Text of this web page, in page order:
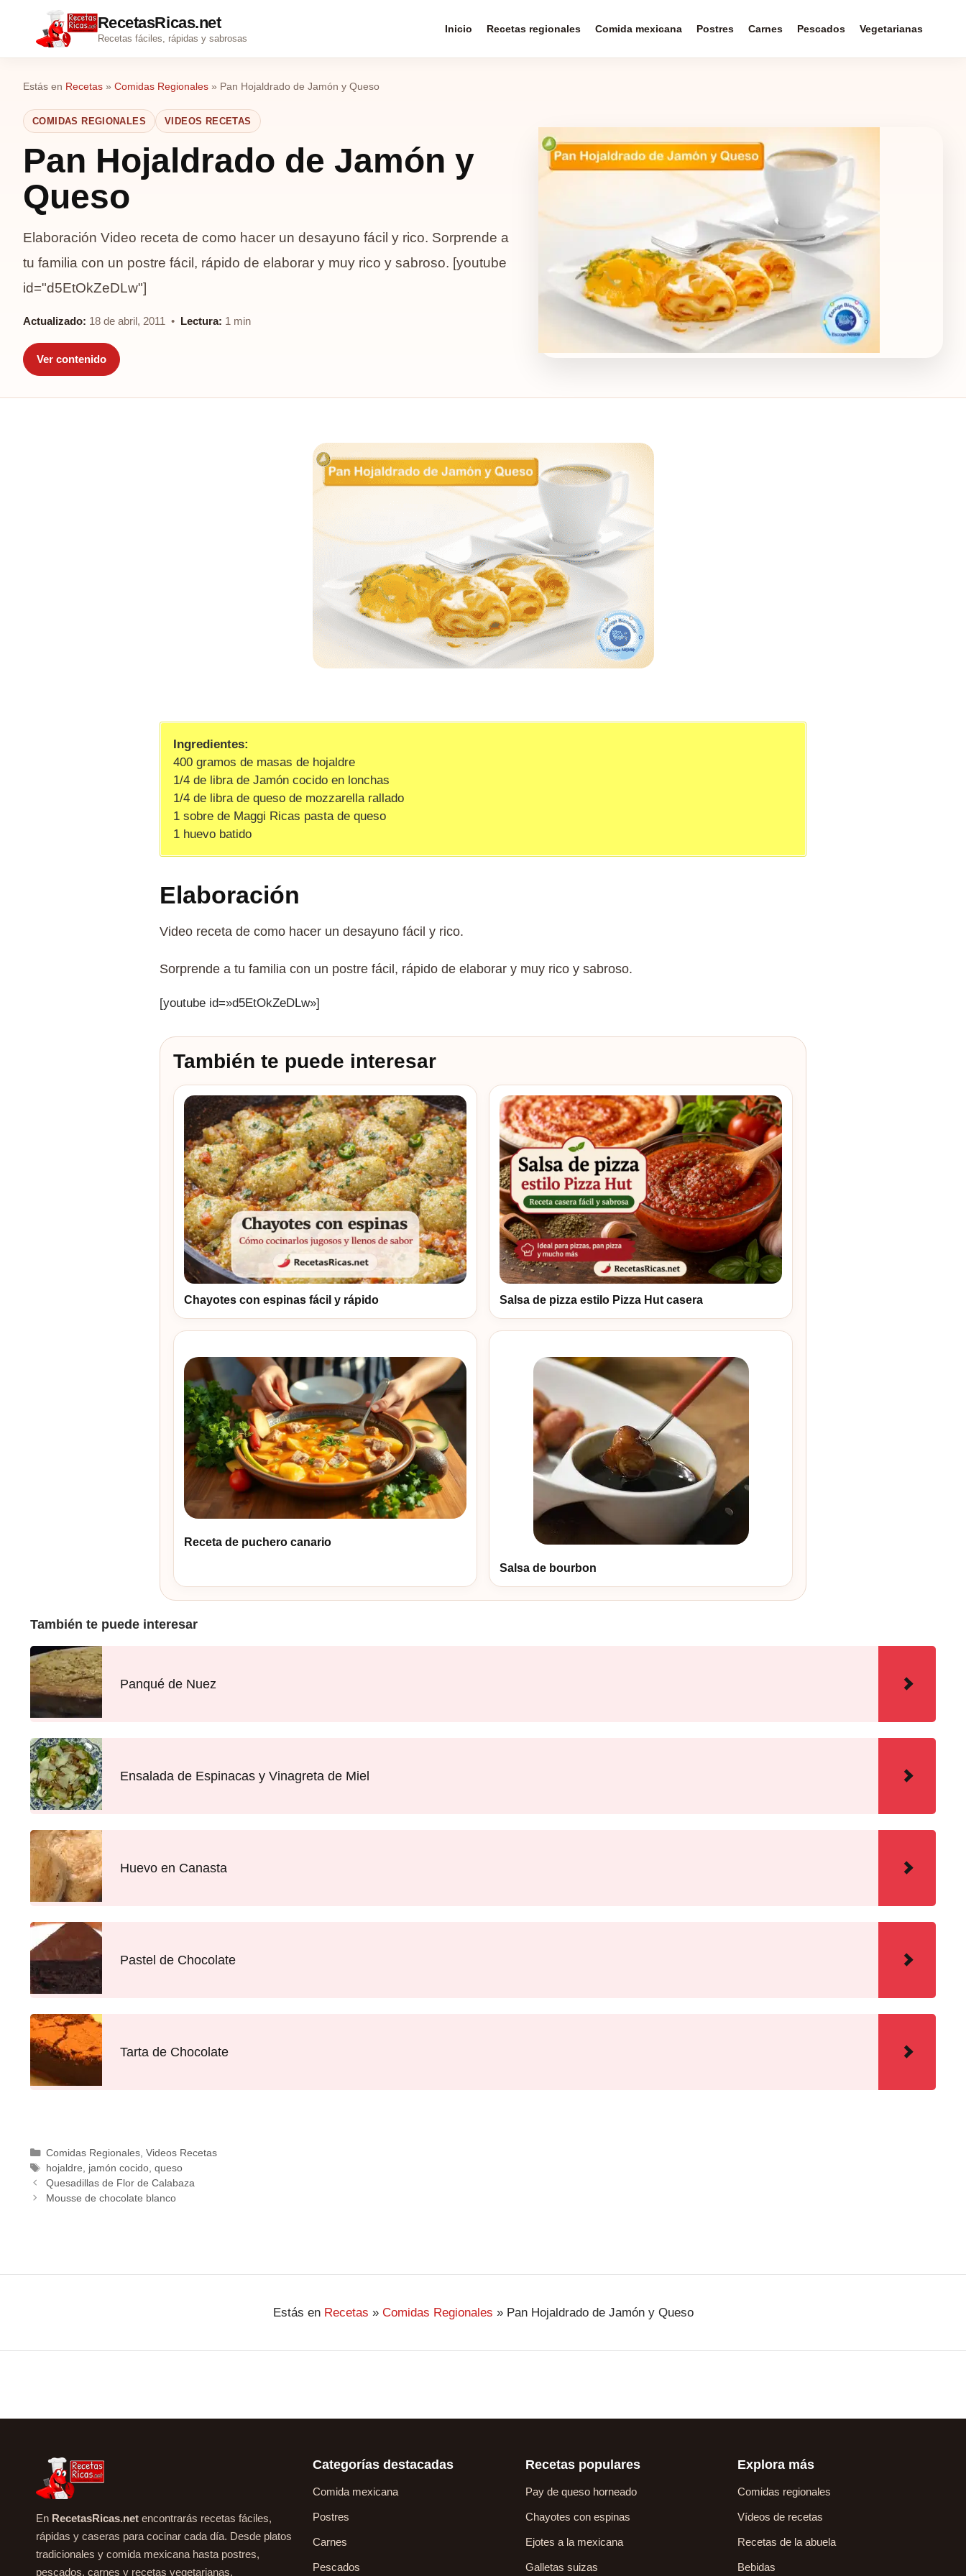
RecetasRicas.net
Recetas fáciles, rápidas y sabrosas
Inicio Recetas regionales Comida mexicana Postres Carnes Pescados Vegetarianas
Estás en Recetas » Comidas Regionales » Pan Hojaldrado de Jamón y Queso
COMIDAS REGIONALES VIDEOS RECETAS
Pan Hojaldrado de Jamón y
Queso
Elaboración Video receta de como hacer un desayuno fácil y rico. Sorprende a
tu familia con un postre fácil, rápido de elaborar y muy rico y sabroso. [youtube
id="d5EtOkZeDLw"]
Actualizado: 18 de abril, 2011 • Lectura: 1 min
Ver contenido
Ingredientes:
400 gramos de masas de hojaldre
1/4 de libra de Jamón cocido en lonchas
1/4 de libra de queso de mozzarella rallado
1 sobre de Maggi Ricas pasta de queso
1 huevo batido
Elaboración
Video receta de como hacer un desayuno fácil y rico.
Sorprende a tu familia con un postre fácil, rápido de elaborar y muy rico y sabroso.
[youtube id=»d5EtOkZeDLw»]
También te puede interesar
Chayotes con espinas fácil y rápido Salsa de pizza estilo Pizza Hut casera
Receta de puchero canario
Salsa de bourbon
También te puede interesar
Panqué de Nuez
Ensalada de Espinacas y Vinagreta de Miel
Huevo en Canasta
Pastel de Chocolate
Tarta de Chocolate
Comidas Regionales, Videos Recetas
hojaldre
jamón cocido, queso
Quesadillas de Flor de Calabaza
Mousse de chocolate blanco
Estás en Recetas » Comidas Regionales » Pan Hojaldrado de Jamón y Queso
En RecetasRicas.net encontrarás recetas fáciles,
rápidas y caseras para cocinar cada día. Desde platos
tradicionales y comida mexicana hasta postres,
pescados, carnes y recetas vegetarianas.
Categorías destacadas
Comida mexicana
Postres
Carnes
Pescados
Recetas populares
Pay de queso horneado
Chayotes con espinas
Ejotes a la mexicana
Galletas suizas
Explora más
Comidas regionales
Vídeos de recetas
Recetas de la abuela
Bebidas